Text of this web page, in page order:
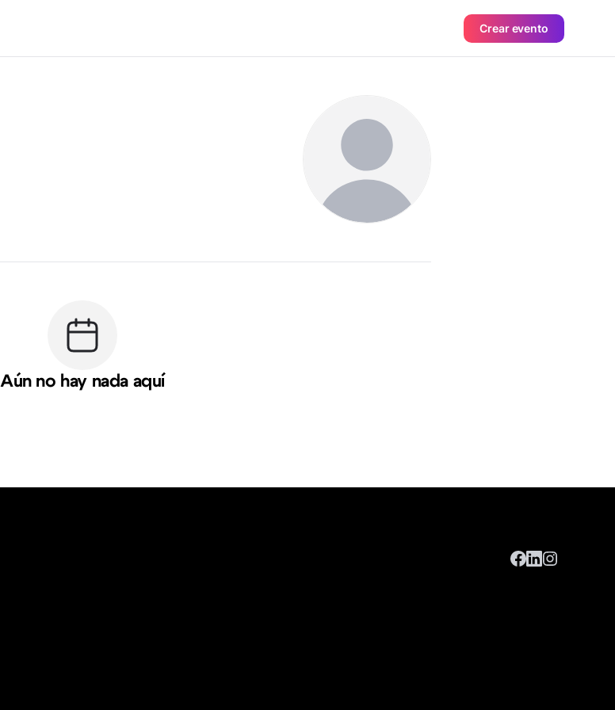
Crear evento
Aún no hay nada aquí